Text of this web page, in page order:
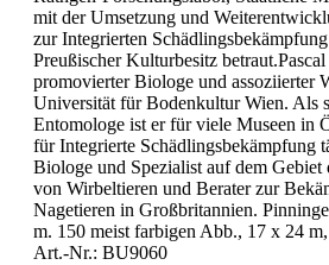
mit der Umsetzung und
zur Integrierten
Preußischer Kulturbesitz
promovierter Biologe und assoziierter
Universität für Bodenkultur Wien. Als
Entomologe ist er für viele Museen in
für Integrierte Schädlingsbekämpfung
Biologe und Spezialist auf dem Gebiet
von Wirbeltieren und Berater zur
Nagetieren in Großbritannien.
m. 150 meist farbigen Abb., 17 x 24
Art.-Nr.: BU9060